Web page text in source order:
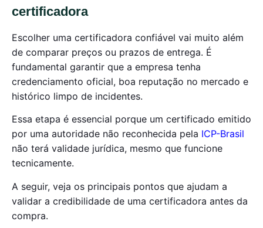
certificadora
Escolher uma certificadora confiável vai muito além
de comparar preços ou prazos de entrega. É
fundamental garantir que a empresa tenha
credenciamento oficial, boa reputação no mercado e
histórico limpo de incidentes.
Essa etapa é essencial porque um certificado emitido
por uma autoridade não reconhecida pela ICP-Brasil
não terá validade jurídica, mesmo que funcione
tecnicamente.
A seguir, veja os principais pontos que ajudam a
validar a credibilidade de uma certificadora antes da
compra.